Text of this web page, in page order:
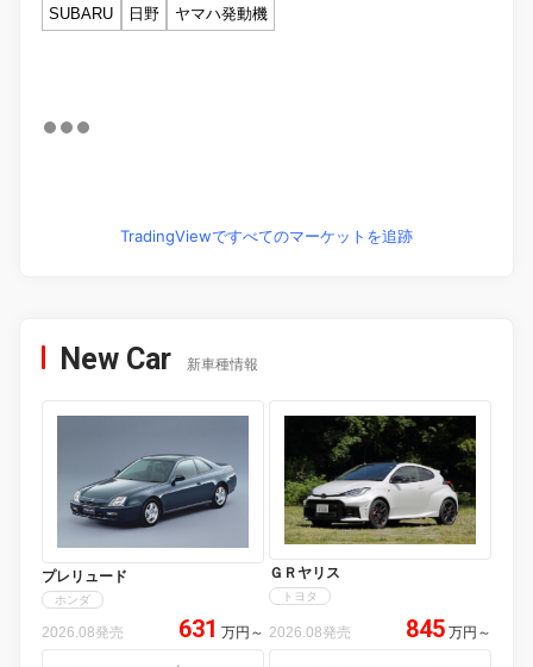
SUBARU
日野 ヤマハ発動機
TradingViewですべてのマーケットを追跡
New Car 新車種情報
プレリュード
ホンダ
2026.08発売 631 万円 ～
ＧＲヤリス
トヨタ
2026.08発売 845 万円 ～